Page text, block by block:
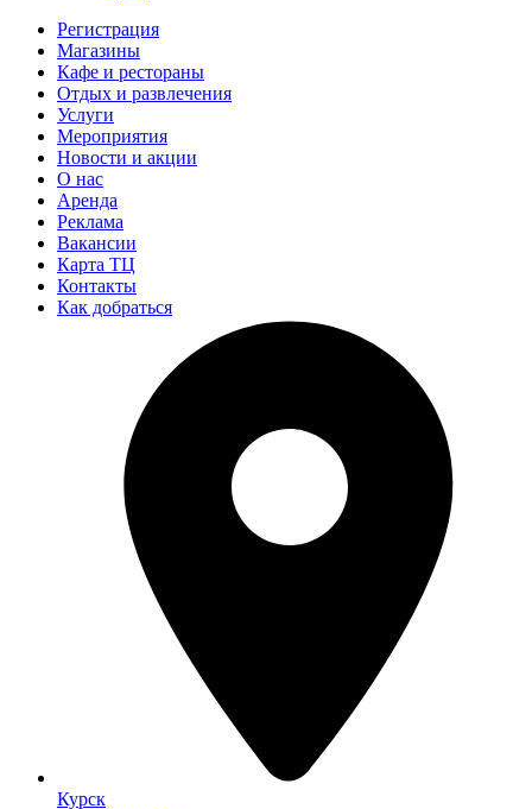
Регистрация
Магазины
Кафе и рестораны
Отдых и развлечения
Услуги
Мероприятия
Новости и акции
О нас
Аренда
Реклама
Вакансии
Карта ТЦ
Контакты
Как добраться
Курск